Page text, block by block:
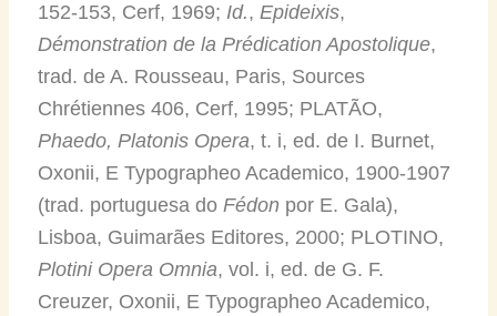
152-153, Cerf, 1969; Id., Epideixis,
Démonstration de la Prédication Apostolique,
trad. de A. Rousseau, Paris, Sources
Chrétiennes 406, Cerf, 1995; PLATÃO,
Phaedo, Platonis Opera, t. i, ed. de I. Burnet,
Oxonii, E Typographeo Academico, 1900-1907
(trad. portuguesa do Fédon por E. Gala),
Lisboa, Guimarães Editores, 2000; PLOTINO,
Plotini Opera Omnia, vol. i, ed. de G. F.
Creuzer, Oxonii, E Typographeo Academico,